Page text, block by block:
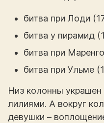
битва при Лоди
битва у пирамид
битва при
битва при Ульме
Низ колонны
лилиями. А вокруг
девушки –